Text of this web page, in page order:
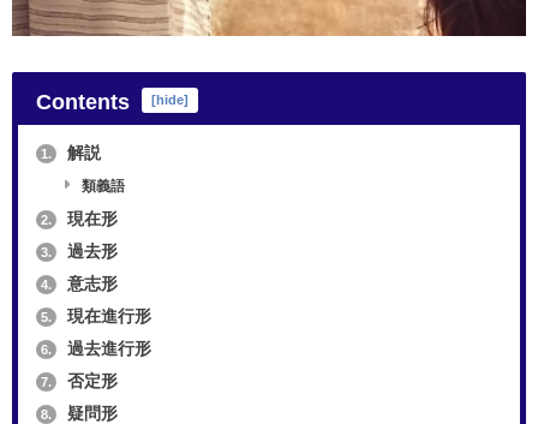
Contents [hide]
1. 解説
類義語
2. 現在形
3. 過去形
4. 意志形
5. 現在進行形
6. 過去進行形
7. 否定形
8. 疑問形